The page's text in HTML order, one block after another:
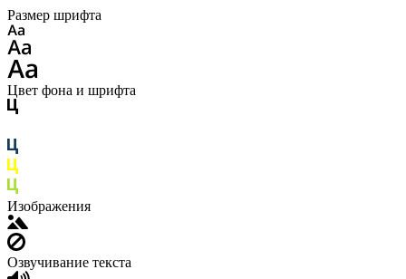
Размер шрифта
Цвет фона и шрифта
Изображения
Озвучивание текста